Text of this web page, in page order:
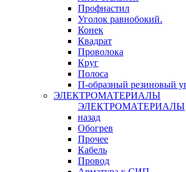
Профнастил
Уголок равнобокий.
Конек
Квадрат
Проволока
Круг
Полоса
П-образный резиновый
ЭЛЕКТРОМАТЕРИАЛЫ
ЭЛЕКТРОМАТЕРИАЛЫ
назад
Обогрев
Прочее
Кабель
Провод